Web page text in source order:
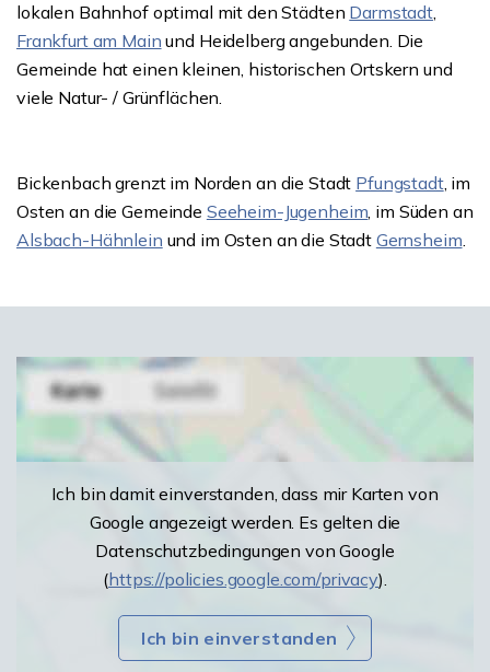
lokalen Bahnhof optimal mit den Städten Darmstadt,
Frankfurt am Main und Heidelberg angebunden. Die
Gemeinde hat einen kleinen, historischen Ortskern und
viele Natur- / Grünflächen.
Bickenbach grenzt im Norden an die Stadt Pfungstadt, im
Osten an die Gemeinde Seeheim-Jugenheim, im Süden an
Alsbach-Hähnlein und im Osten an die Stadt Gernsheim.
Ich bin damit einverstanden, dass mir Karten von
Google angezeigt werden. Es gelten die
Datenschutzbedingungen von Google
(https://policies.google.com/privacy).
Ich bin einverstanden